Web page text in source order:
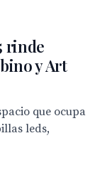
rinde
y Art
que ocupa
leds,